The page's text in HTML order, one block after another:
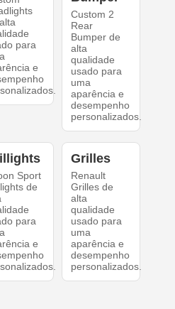
para
e
Custom 2
Rear
Bumper de
alta
qualidade
usado para
uma
aparência e
desempenho
personalizados.
Sport
de
para
e
Grilles
Renault
Grilles de
alta
qualidade
usado para
uma
aparência e
desempenho
personalizados.